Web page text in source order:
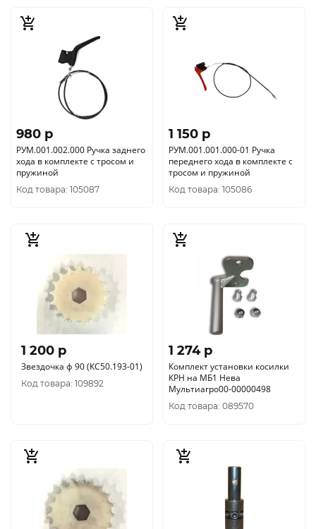
980 p
РУМ.001.002.000 Ручка заднего
хода в комплекте с тросом и
пружиной
Код товара: 105087
1 150 p
РУМ.001.001.000-01 Ручка
переднего хода в комплекте с
тросом и пружиной
Код товара: 105086
1 200 p
Звездочка ф 90 (КС50.193-01)
Код товара: 109892
1 274 p
Комплект установки косилки
КРН на МБ1 Нева
Мультиагро00-00000498
Код товара: 089570